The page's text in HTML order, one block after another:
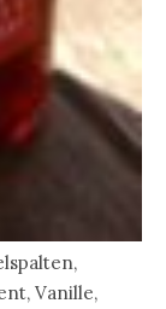
Vanille,